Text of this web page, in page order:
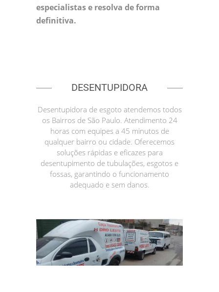
especialistas e resolva de forma
definitiva.
DESENTUPIDORA
Desentupidora de esgoto atendemos todos
os Bairros de São Paulo. Atendimento 24
horas com equipes a 45 minutos de
qualquer bairro ou cidade. Oferecemos
soluções rápidas e eficazes para
desentupimento de tubulações, esgotos e
fossas, garantindo o funcionamento
adequado e sem danos.